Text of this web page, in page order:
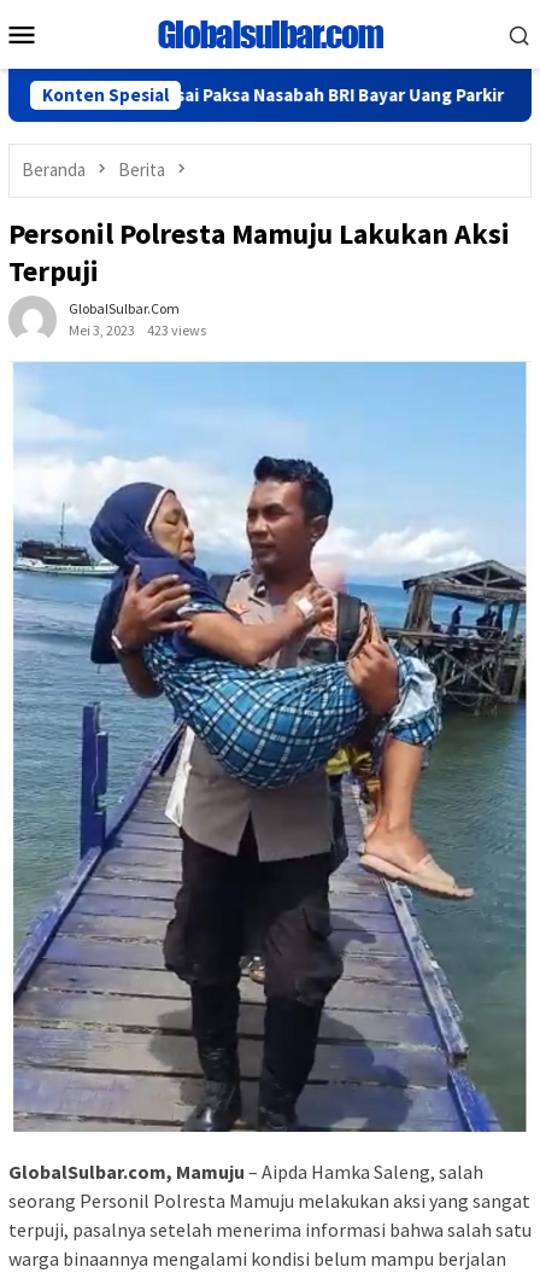
ke
Mobile
Konten Spesial
Polisi Usai Paksa Nasabah BRI Bayar Uang Parkir
Beranda Berita
Personil Polresta Mamuju Lakukan Aksi
Terpuji
GlobalSulbar.com
Mei 3, 2023
423 views
GlobalSulbar.com, Mamuju – Aipda Hamka Saleng, salah
seorang Personil Polresta Mamuju melakukan aksi yang sangat
terpuji, pasalnya setelah menerima informasi bahwa salah satu
warga binaannya mengalami kondisi belum mampu berjalan